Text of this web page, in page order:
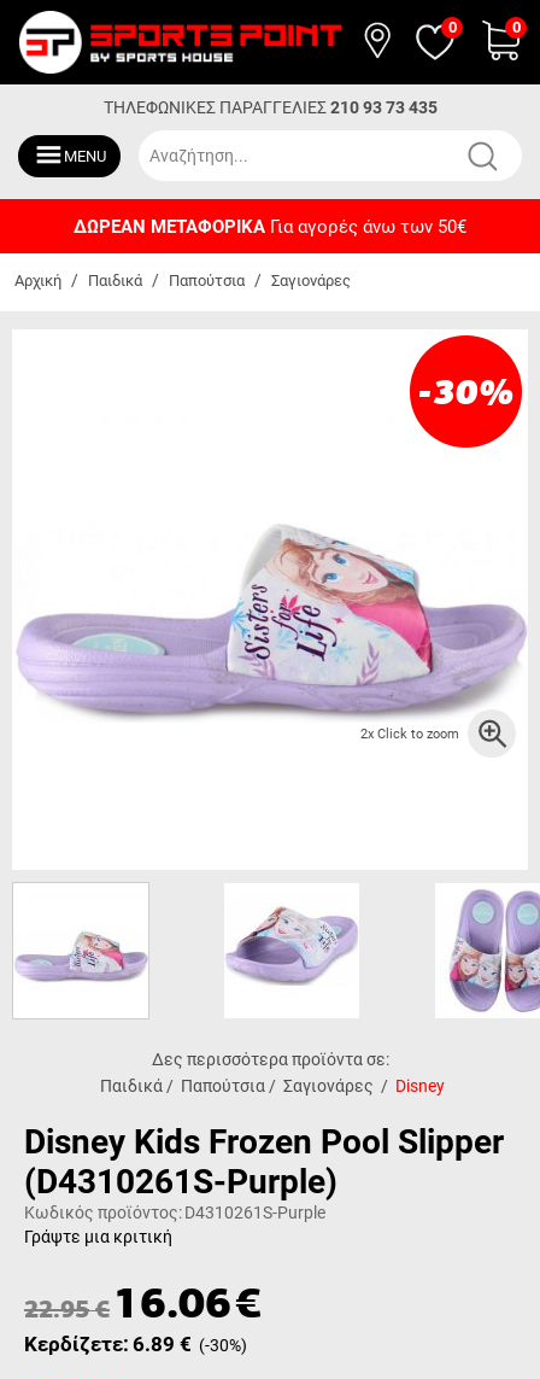
0 0
ΤΗΛΕΦΩΝΙΚΕΣ ΠΑΡΑΓΓΕΛΙΕΣ 210 93 73 435
MENU
ΔΩΡΕΑΝ ΜΕΤΑΦΟΡΙΚΑ Για αγορές άνω των 50€
Αρχική / Παιδικά / Παπούτσια / Σαγιονάρες
-30%
2x Click to zoom
Δες περισσότερα προϊόντα σε:
Παιδικά / Παπούτσια / Σαγιονάρες / Disney
Disney Kids Frozen Pool Slipper
(D4310261S-Purple)
Κωδικός προϊόντος:D4310261S-Purple
Γράψτε μια κριτική
22.95€ 16.06€
Κερδίζετε: 6.89 € (-30%)